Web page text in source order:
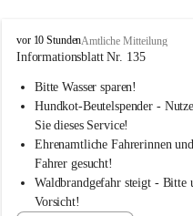
B
u
h
a
vor 10 StundenAmtliche Mitteilung
Informationsblatt Nr. 135
Bitte Wasser sparen!
Hundkot-Beutelspender -
Sie dieses Service!
Ehrenamtliche Fahrerinnen und
Fahrer gesucht!
Waldbrandgefahr steigt - Bitte
Vorsicht!